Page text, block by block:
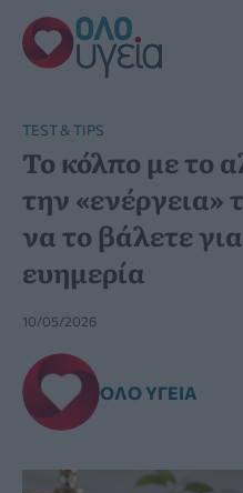
Μετάβαση
στο
περιεχόμενο
TEST & TIPS
Το κόλπο με το
την «ενέργεια»
να το βάλετε
ευημερία
10/05/2026
ΌΛΟ ΥΓΕΊΑ